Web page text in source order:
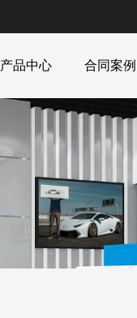
产品中心 合同案例